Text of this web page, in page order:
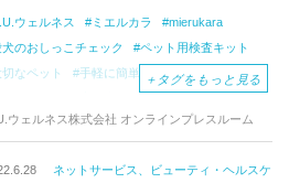
ウェルネス ミエルカラ
mierukara
犬のおしっこチェック
ペット用検査キット
切なペット
手軽に簡単に
自分でできる
＋ タグをもっと見る
ウェルネス株式会社 オンラインプレスルーム
ネットサービス、ビューティ・ヘルスケ